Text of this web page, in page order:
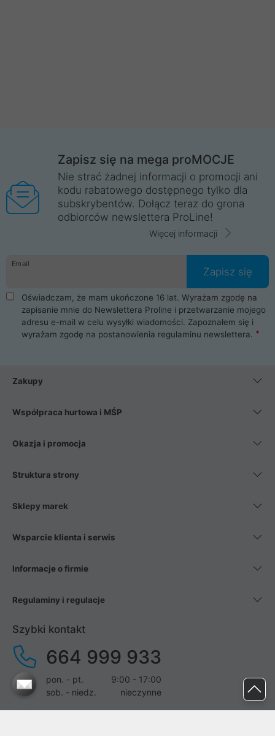
Zapisz się na mega proMOCJE
Nie strać żadnej informacji o promocji ani
kodu rabatowego dostępnego tylko dla
subskrybentów. Dołącz teraz do grona
odbiorców newslettera ProLine!
Więcej informacji
Email
Zapisz się
Oświadczam, że mam ukończone 16 lat. Wyrażam zgodę na
zapisanie mnie do Newslettera Proline i przetwarzanie mojego
adresu e-mail w celu wysyłki wiadomości. Zapoznałem się i
wyrażam zgodę na postanowienia regulaminu newslettera.
Zakupy
Współpraca hurtowa i MŚP
Okazja i promocja
Struktura strony
Sklepy marek
Wsparcie klienta i serwis
Informacje o firmie
Regulaminy i regulacje
Szybki kontakt
664 999 933
pon. - pt.
9:00 - 17:00
sob. - niedz.
nieczynne